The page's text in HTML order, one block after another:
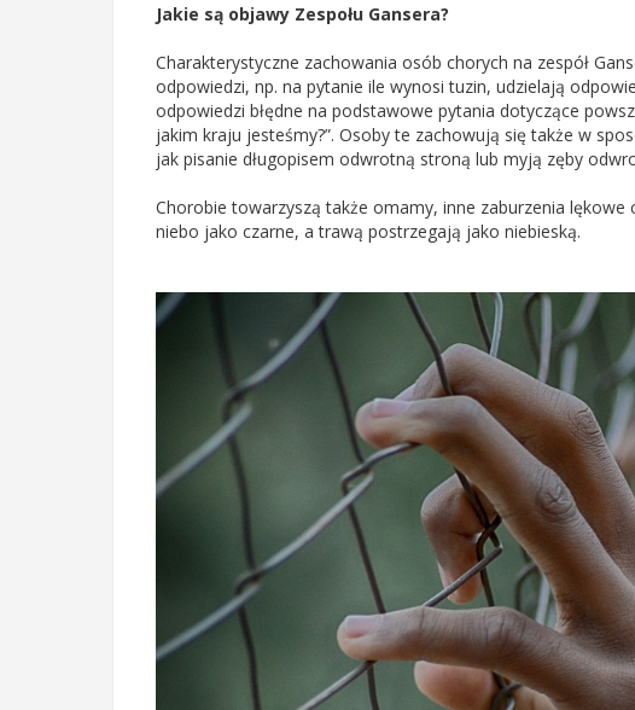
Jakie są objawy Zespołu Gansera?
Charakterystyczne zachowania osób chorych na zespół
odpowiedzi, np. na pytanie ile wynosi tuzin, udzielają
odpowiedzi błędne na podstawowe pytania dotyczące
jakim kraju jesteśmy?”. Osoby te zachowują się także w
jak pisanie długopisem odwrotną stroną lub myją zęby
Chorobie towarzyszą także omamy, inne zaburzenia
niebo jako czarne, a trawą postrzegają jako niebieską.